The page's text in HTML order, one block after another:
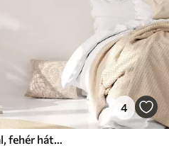
4
Dekoratív fa fehér virágokkal, fehér háttér, fehér sziklák, bonyolult részletek, természet ihlette művészet